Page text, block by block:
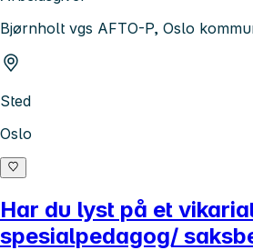
Bjørnholt vgs AFTO-P, Oslo
Sted
Oslo
Har du lyst på et
spesialpedagog/